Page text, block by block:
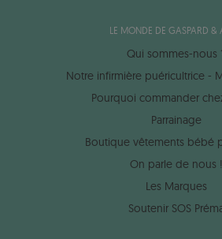
LE MONDE DE GASPARD &
Qui sommes-nous
Notre infirmière puéricultrice -
Pourquoi commander
Parrainage
Boutique vêtements bébé
On parle de nous !
Les Marques
Soutenir SOS